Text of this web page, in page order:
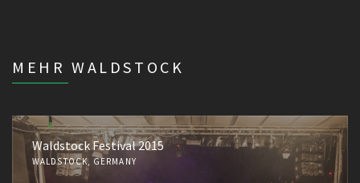
MEHR WALDSTOCK
Waldstock Festival 2015
WALDSTOCK, GERMANY